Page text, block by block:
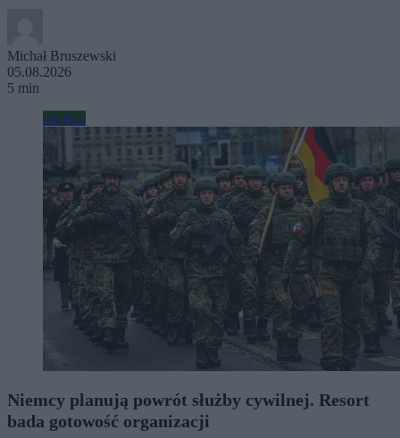
Michał Bruszewski
05.08.2026
5 min
Wojsko
Niemcy planują powrót służby cywilnej. Resort
bada gotowość organizacji